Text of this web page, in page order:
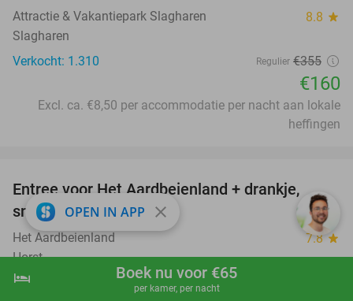
shopping_cart Boek nu
hotel Boek nu voor €65
per kamer, per nacht
Attractie & Vakantiepark Slagharen 8.8 star
Slagharen
Verkocht: 1.310
Regulier €355
€160
Excl. ca. €8,50 per accommodatie per nacht aan lokale
heffingen
47%
Entree voor Het Aardbeienland + drankje,
snack of pannenkoek
Het Aardbeienland 7.8 star
Horst
Verkocht: 15.521
OPEN IN APP close